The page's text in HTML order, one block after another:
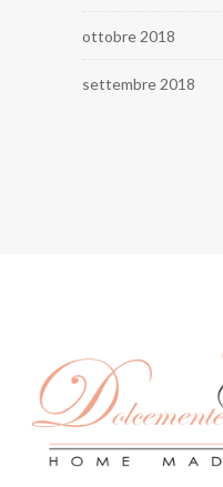
ottobre 2018
settembre 2018